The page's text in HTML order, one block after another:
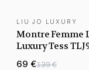
BEST-SELLER
LIU JO LUXURY
Montre Femme
Luxury Tess
Argent
69 €139 €